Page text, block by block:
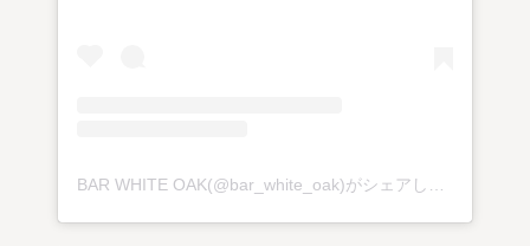
BAR WHITE OAK(@bar_white_oak)がシェアした投稿